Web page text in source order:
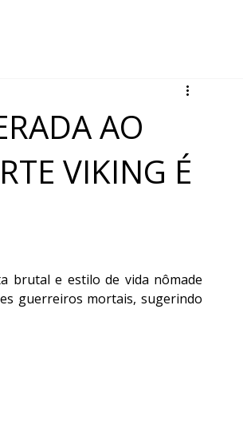
AO
VIKING É
brutal e estilo de vida nômade
guerreiros mortais, sugerindo